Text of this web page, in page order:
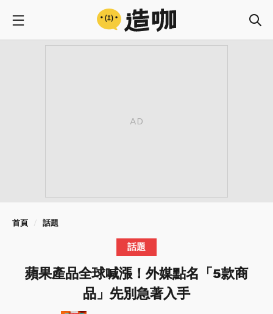
首頁 話題
話題
蘋果產品全球喊漲！外媒點名「5款商
品」先別急著入手